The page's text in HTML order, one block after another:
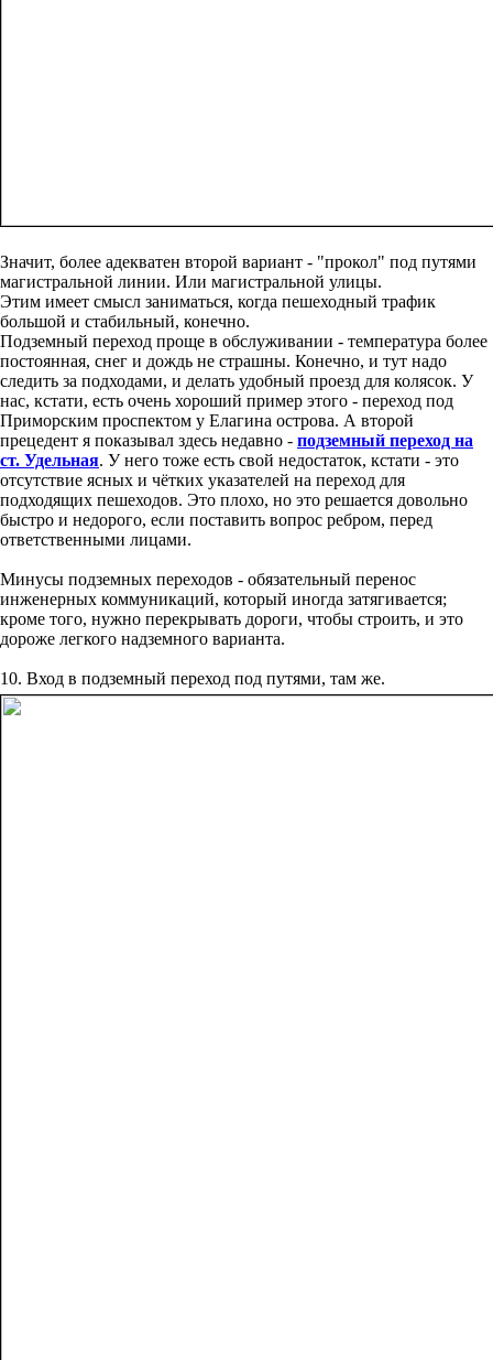
Значит, более адекватен второй вариант - "прокол" под путями
магистральной линии. Или магистральной улицы.
Этим имеет смысл заниматься, когда пешеходный трафик
большой и стабильный, конечно.
Подземный переход проще в обслуживании - температура более
постоянная, снег и дождь не страшны. Конечно, и тут надо
следить за подходами, и делать удобный проезд для колясок. У
нас, кстати, есть очень хороший пример этого - переход под
Приморским проспектом у Елагина острова. А второй
прецедент я показывал здесь недавно - подземный переход на
ст. Удельная . У него тоже есть свой недостаток, кстати - это
отсутствие ясных и чётких указателей на переход для
подходящих пешеходов. Это плохо, но это решается довольно
быстро и недорого, если поставить вопрос ребром, перед
ответственными лицами.
Минусы подземных переходов - обязательный перенос
инженерных коммуникаций, который иногда затягивается;
кроме того, нужно перекрывать дороги, чтобы строить, и это
дороже легкого надземного варианта.
10. Вход в подземный переход под путями, там же.